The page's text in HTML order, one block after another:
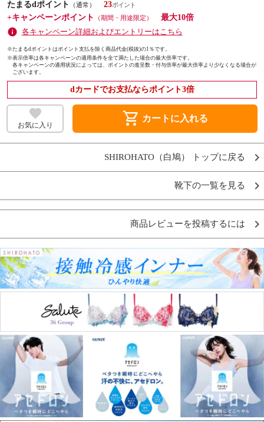
たまるdポイント
（通常）
23
+キャンペーンポイント
（期間・用途限定）
最大10倍
各キャンペーン詳細およびエントリーはこちら
※たまるdポイントはポイント支払を除く商品代金(税抜)の1％です。
※表示倍率は各キャンペーンの適用条件を全て満たした場合の最大倍率です。
各キャンペーンの適用状況によっては、ポイントの進呈数・付与倍率が最大倍率より少なくなる場合が
ございます。
dカードでお支払ならポイント3倍
お気に入り shopping_cart カートに入れる
SHIROHATO（白鳩） トップに戻る
靴下の一覧を見る
商品レビューを投稿するには